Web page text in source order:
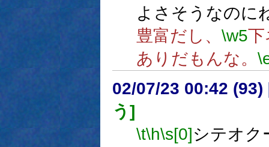
よさそうなのに
豊富だし、 \w5下
ありだもんな。
02/07/23 00:42 (93)
う]
\t\h\s[0]シテオク